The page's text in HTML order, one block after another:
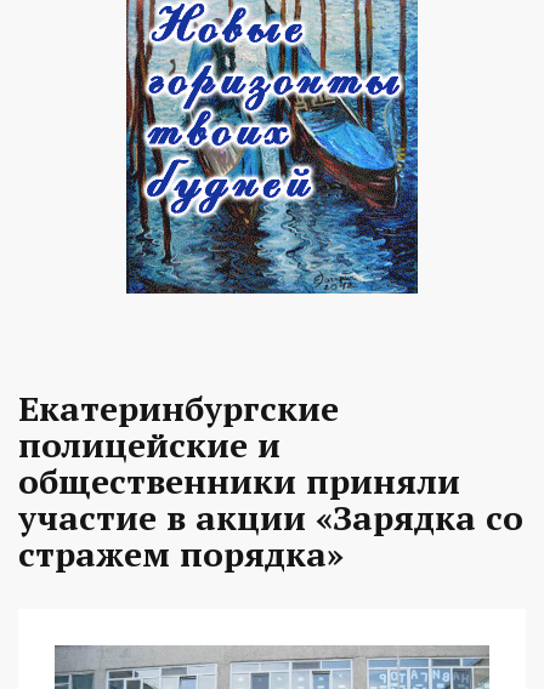
Екатеринбургские
полицейские и
общественники приняли
участие в акции «Зарядка со
стражем порядка»